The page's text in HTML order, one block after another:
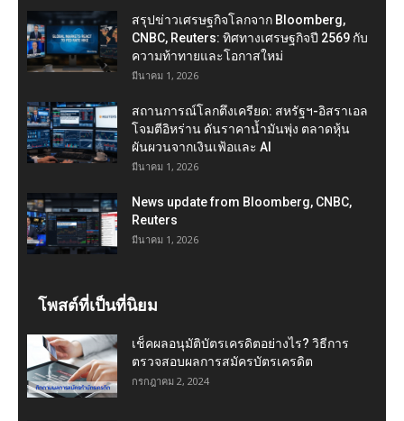
สรุปข่าวเศรษฐกิจโลกจาก Bloomberg,
CNBC, Reuters: ทิศทางเศรษฐกิจปี 2569 กับ
ความท้าทายและโอกาสใหม่
มีนาคม 1, 2026
สถานการณ์โลกตึงเครียด: สหรัฐฯ-อิสราเอล
โจมตีอิหร่าน ดันราคาน้ำมันพุ่ง ตลาดหุ้น
ผันผวนจากเงินเฟ้อและ AI
มีนาคม 1, 2026
News update from Bloomberg, CNBC,
Reuters
มีนาคม 1, 2026
โพสต์ที่เป็นที่นิยม
เช็คผลอนุมัติบัตรเครดิตอย่างไร? วิธีการ
ตรวจสอบผลการสมัครบัตรเครดิต
กรกฎาคม 2, 2024